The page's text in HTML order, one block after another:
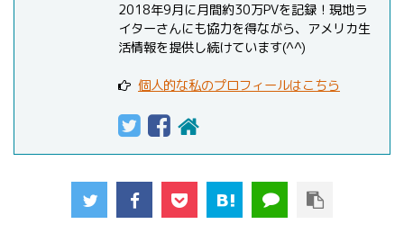
2018年9月に月間約30万PVを記録！現地ラ
イターさんにも協力を得ながら、アメリカ生
活情報を提供し続けています(^^)
個人的な私のプロフィールはこちら